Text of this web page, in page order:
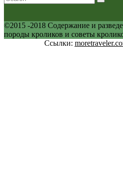
©2015 -2018 Содержание и
породы кроликов и советы
Ссылки: